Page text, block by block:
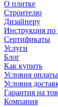
О плитке
Строителю
Дизайнеру
Инструкция по
Сертификаты
Услуги
Блог
Как купить
Условия оплаты
Условия
Гарантия на
Компания